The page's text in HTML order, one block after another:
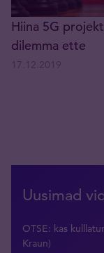
Hiina 5G
dilemma ette
Uusimad
OTSE: kas
Kraun)